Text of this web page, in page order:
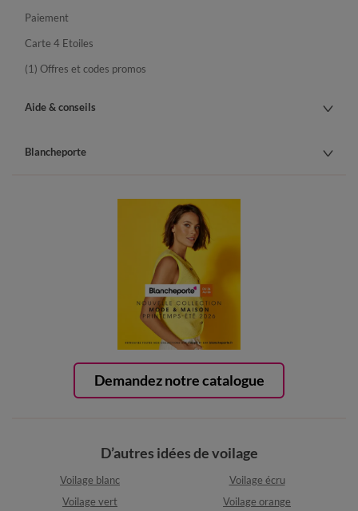
Demandez notre catalogue
Paiement
Carte 4 Etoiles
(1) Offres et codes promos
Aide & conseils
Blancheporte
D’autres idées de voilage
Voilage blanc
Voilage écru
Voilage vert
Voilage orange